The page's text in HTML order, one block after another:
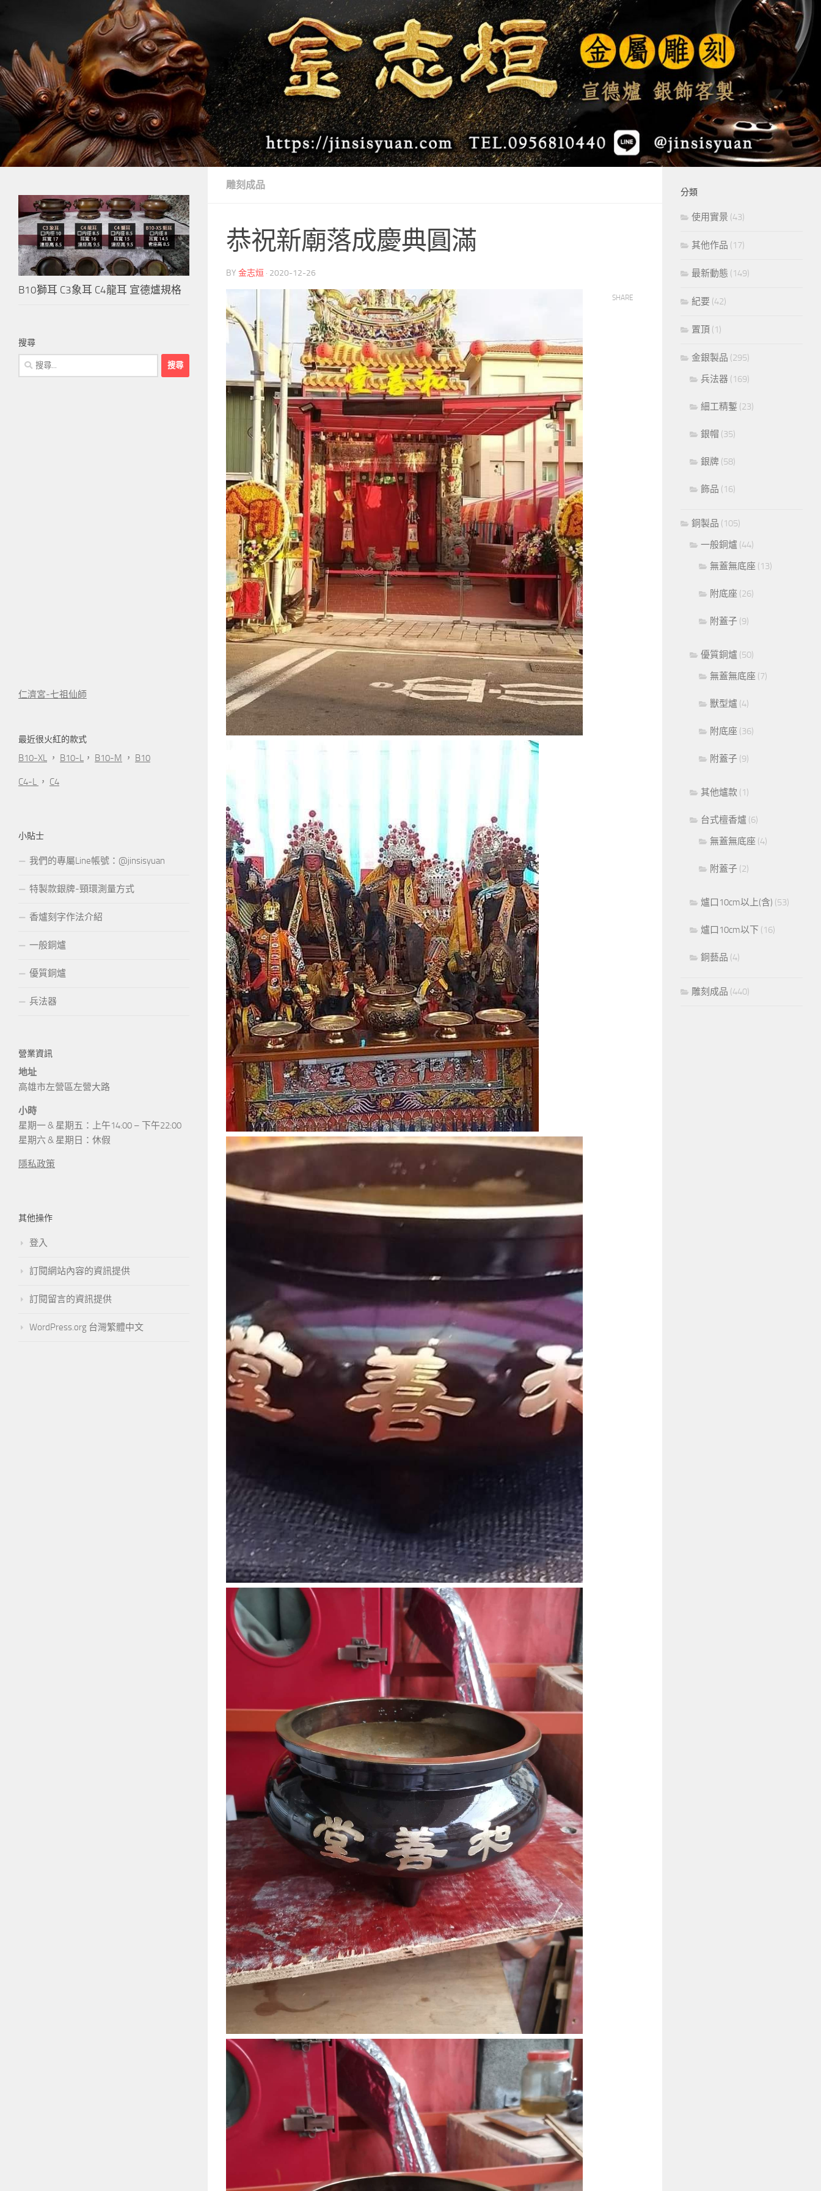
雕刻成品
恭祝新廟落成慶典圓滿
BY 金志烜 · 2020-12-26
SHARE
B10獅耳 C3象耳 C4龍耳 宣德爐規格
搜尋
搜
尋
仁濟宮-七祖仙師
最近很火紅的款式
B10-XL ， B10-L ， B10-M ， B10
C4-L ， C4
小貼士
我們的專屬Line帳號：@jinsisyuan
特製款銀牌-頸環測量方式
香爐刻字作法介紹
一般銅爐
優質銅爐
兵法器
營業資訊
地址
高雄市左營區左營大路
小時
星期一 & 星期五：上午14:00 – 下午22:00
星期六 & 星期日：休假
隱私政策
其他操作
登入
訂閱網站內容的資訊提供
訂閱留言的資訊提供
WordPress.org 台灣繁體中文
分類
使用實景 (43)
其他作品 (17)
最新動態 (149)
紀要 (42)
置頂 (1)
金銀製品 (295)
兵法器 (169)
細工精鏨 (23)
銀帽 (35)
銀牌 (58)
飾品 (16)
銅製品 (105)
一般銅爐 (44)
無蓋無底座 (13)
附底座 (26)
附蓋子 (9)
優質銅爐 (50)
無蓋無底座 (7)
獸型爐 (4)
附底座 (36)
附蓋子 (9)
其他爐款 (1)
台式檀香爐 (6)
無蓋無底座 (4)
附蓋子 (2)
爐口10cm以上(含) (53)
爐口10cm以下 (16)
銅藝品 (4)
雕刻成品 (440)